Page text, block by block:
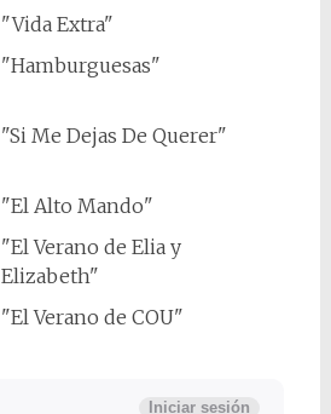
"Vida Extra"
"Hamburguesas"
"Si Me Dejas De Querer"
"El Alto Mando"
"El Verano de Elia y
Elizabeth"
"El Verano de COU"